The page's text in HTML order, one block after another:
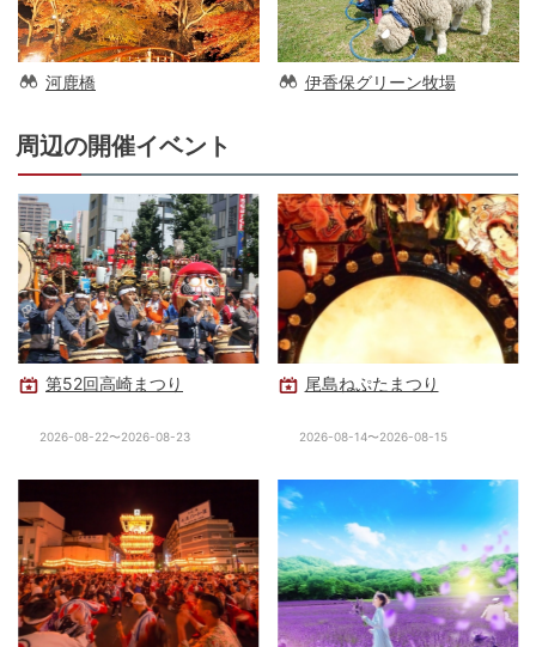
河鹿橋 伊香保グリーン牧場
周辺の開催イベント
第52回高崎まつり
2026-08-22〜2026-08-23
尾島ねぷたまつり
2026-08-14〜2026-08-15